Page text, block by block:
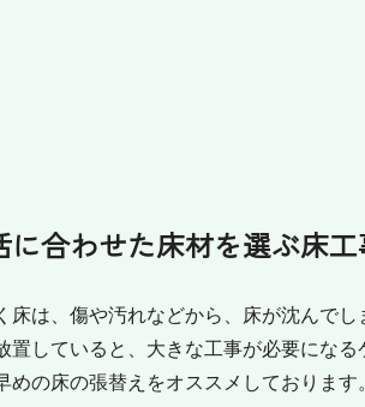
に合わせた床材を選ぶ床
床は、傷や汚れなどから、床が沈んでし
置していると、大きな工事が必要になる
めの床の張替えをオススメしております